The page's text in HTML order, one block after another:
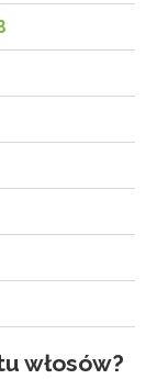
włosów?